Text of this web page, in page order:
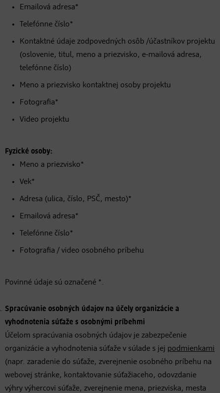
Emailová adresa*
Telefónne číslo*
Kontaktné údaje zodpovedných osôb /účastníkov projektu
(oslovenie, titul, meno a priezvisko, e-mailová adresa,
telefónne číslo)
Meno a priezvisko kontaktnej osoby projektu
Fotografia*
Video projektu
Fyzické osoby:
Meno a priezvisko*
Vek*
Adresa (ulica, číslo, PSČ, mesto)*
Emailová adresa*
Telefónne číslo*
Fotografia / video osobného príbehu
Povinné údaje sú označené *.
Spracúvanie osobných údajov na účely organizácie a
vyhodnotenia súťaže s osobnými príbehmi
Účelom spracúvania osobných údajov je zabezpečenie
organizácie a vyhodnotenia súťaže v súlade s jej podmienkami
(napr. zaradenie do súťaže, zverejnenie osobného príbehu na
webovej stránke, kontaktovanie súťažiaceho, odovzdanie
výhry výhercovi súťaže, zverejnenie mena, priezviska, mesta